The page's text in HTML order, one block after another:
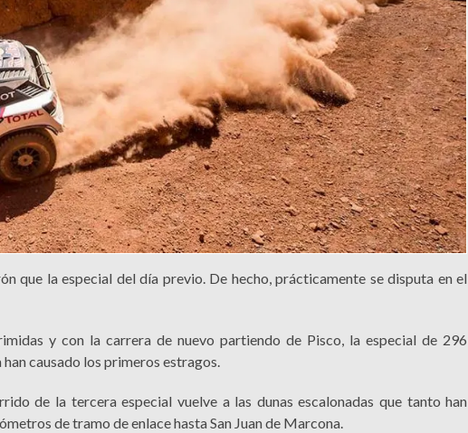
que la especial del día previo. De hecho, prácticamente se disputa en el
y con la carrera de nuevo partiendo de Pisco, la especial de 296
causado los primeros estragos.
de la tercera especial vuelve a las dunas escalonadas que tanto han
de tramo de enlace hasta San Juan de Marcona.